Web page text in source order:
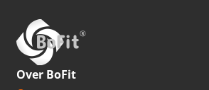
Over BoFit